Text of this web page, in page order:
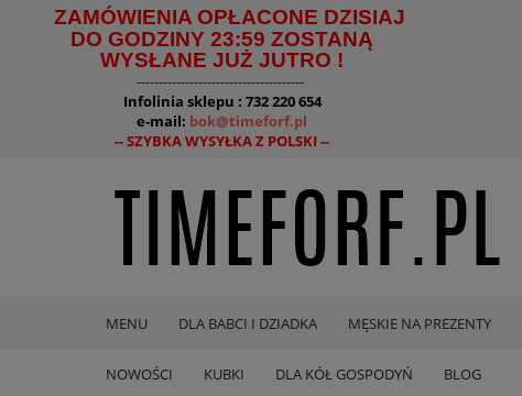
ZAMÓWIENIA OPŁACONE DZISIAJ
DO GODZINY 23:59 ZOSTANĄ
WYSŁANE JUŻ JUTRO !
--------------------------------------
Infolinia sklepu : 732 220 654
e-mail: bok@timeforf.pl
-- SZYBKA WYSYŁKA Z POLSKI --
MENU DLA BABCI I DZIADKA MĘSKIE NA PREZENTY
NOWOŚCI KUBKI DLA KÓŁ GOSPODYŃ BLOG